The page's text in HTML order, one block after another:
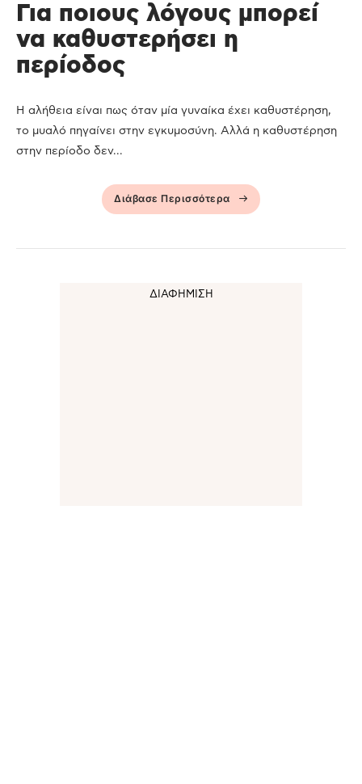
Για ποιους λόγους μπορεί
να καθυστερήσει η
περίοδος
Η αλήθεια είναι πως όταν μία γυναίκα έχει καθυστέρηση,
το μυαλό πηγαίνει στην εγκυμοσύνη. Αλλά η καθυστέρηση
στην περίοδο δεν...
Διάβασε Περισσότερα